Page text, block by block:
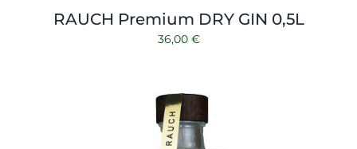
RAUCH Premium DRY GIN 0,5L
36,00 €